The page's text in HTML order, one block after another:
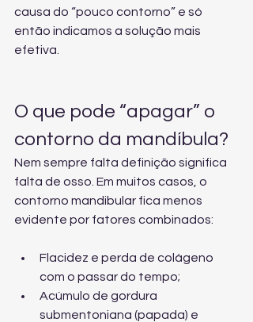
causa do “pouco contorno” e só
então indicamos a solução mais
efetiva.
O que pode “apagar” o
contorno da mandíbula?
Nem sempre falta definição significa
falta de osso. Em muitos casos, o
contorno mandibular fica menos
evidente por fatores combinados:
Flacidez e perda de colágeno
com o passar do tempo;
Acúmulo de gordura
submentoniana (papada) e